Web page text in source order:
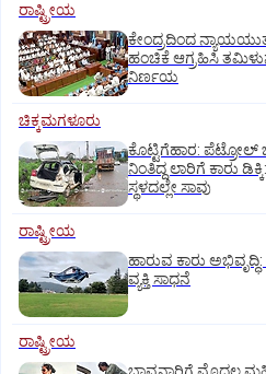
ರಾಷ್ಟ್ರೀಯ
ಕೇಂದ್ರದಿಂದ
ಹಂಚಿಕೆ ಆಗ್ರಹಿಸಿ
ನಿರ್ಣಯ
ಚಿಕ್ಕಮಗಳೂರು
ಕೊಟ್ಟಿಗೆಹಾರ:
ನಿಂತಿದ್ದ ಲಾರಿಗೆ ಕಾರು
ಸ್ಥಳದಲ್ಲೇ ಸಾವು
ರಾಷ್ಟ್ರೀಯ
ಹಾರುವ ಕಾರು
ವ್ಯಕ್ತಿ ಸಾಧನೆ
ರಾಷ್ಟ್ರೀಯ